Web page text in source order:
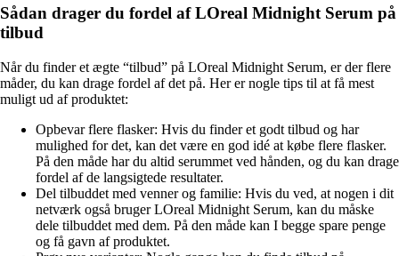
Sådan drager du fordel af LOreal Midnight Serum på
tilbud
Når du finder et ægte “tilbud” på LOreal Midnight Serum, er der flere
måder, du kan drage fordel af det på. Her er nogle tips til at få mest
muligt ud af produktet:
Opbevar flere flasker: Hvis du finder et godt tilbud og har
mulighed for det, kan det være en god idé at købe flere flasker.
På den måde har du altid serummet ved hånden, og du kan drage
fordel af de langsigtede resultater.
Del tilbuddet med venner og familie: Hvis du ved, at nogen i dit
netværk også bruger LOreal Midnight Serum, kan du måske
dele tilbuddet med dem. På den måde kan I begge spare penge
og få gavn af produktet.